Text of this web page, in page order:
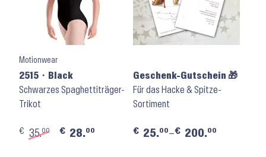
Motionwear
2515 ⬝ Black
Schwarzes Spaghettiträger-
Trikot
€ 35.00 € 28.00
Geschenk-Gutschein 🎁
Für das Hacke & Spitze-
Sortiment
€ 25.00–€ 200.00